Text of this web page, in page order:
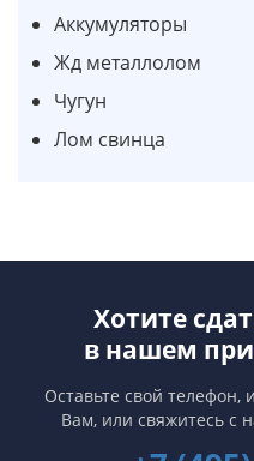
Аккумуляторы
Жд металлолом
Чугун
Лом свинца
Хотите
в нашем
Оставьте свой
Вам, или свяжитесь с